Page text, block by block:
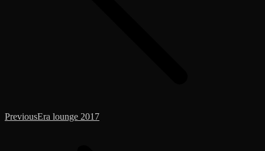
PreviousPrevious
Era lounge 2017